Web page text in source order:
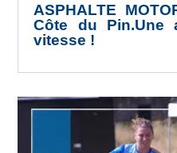
ASPHALTE
Côte du Pin.Une
vitesse !